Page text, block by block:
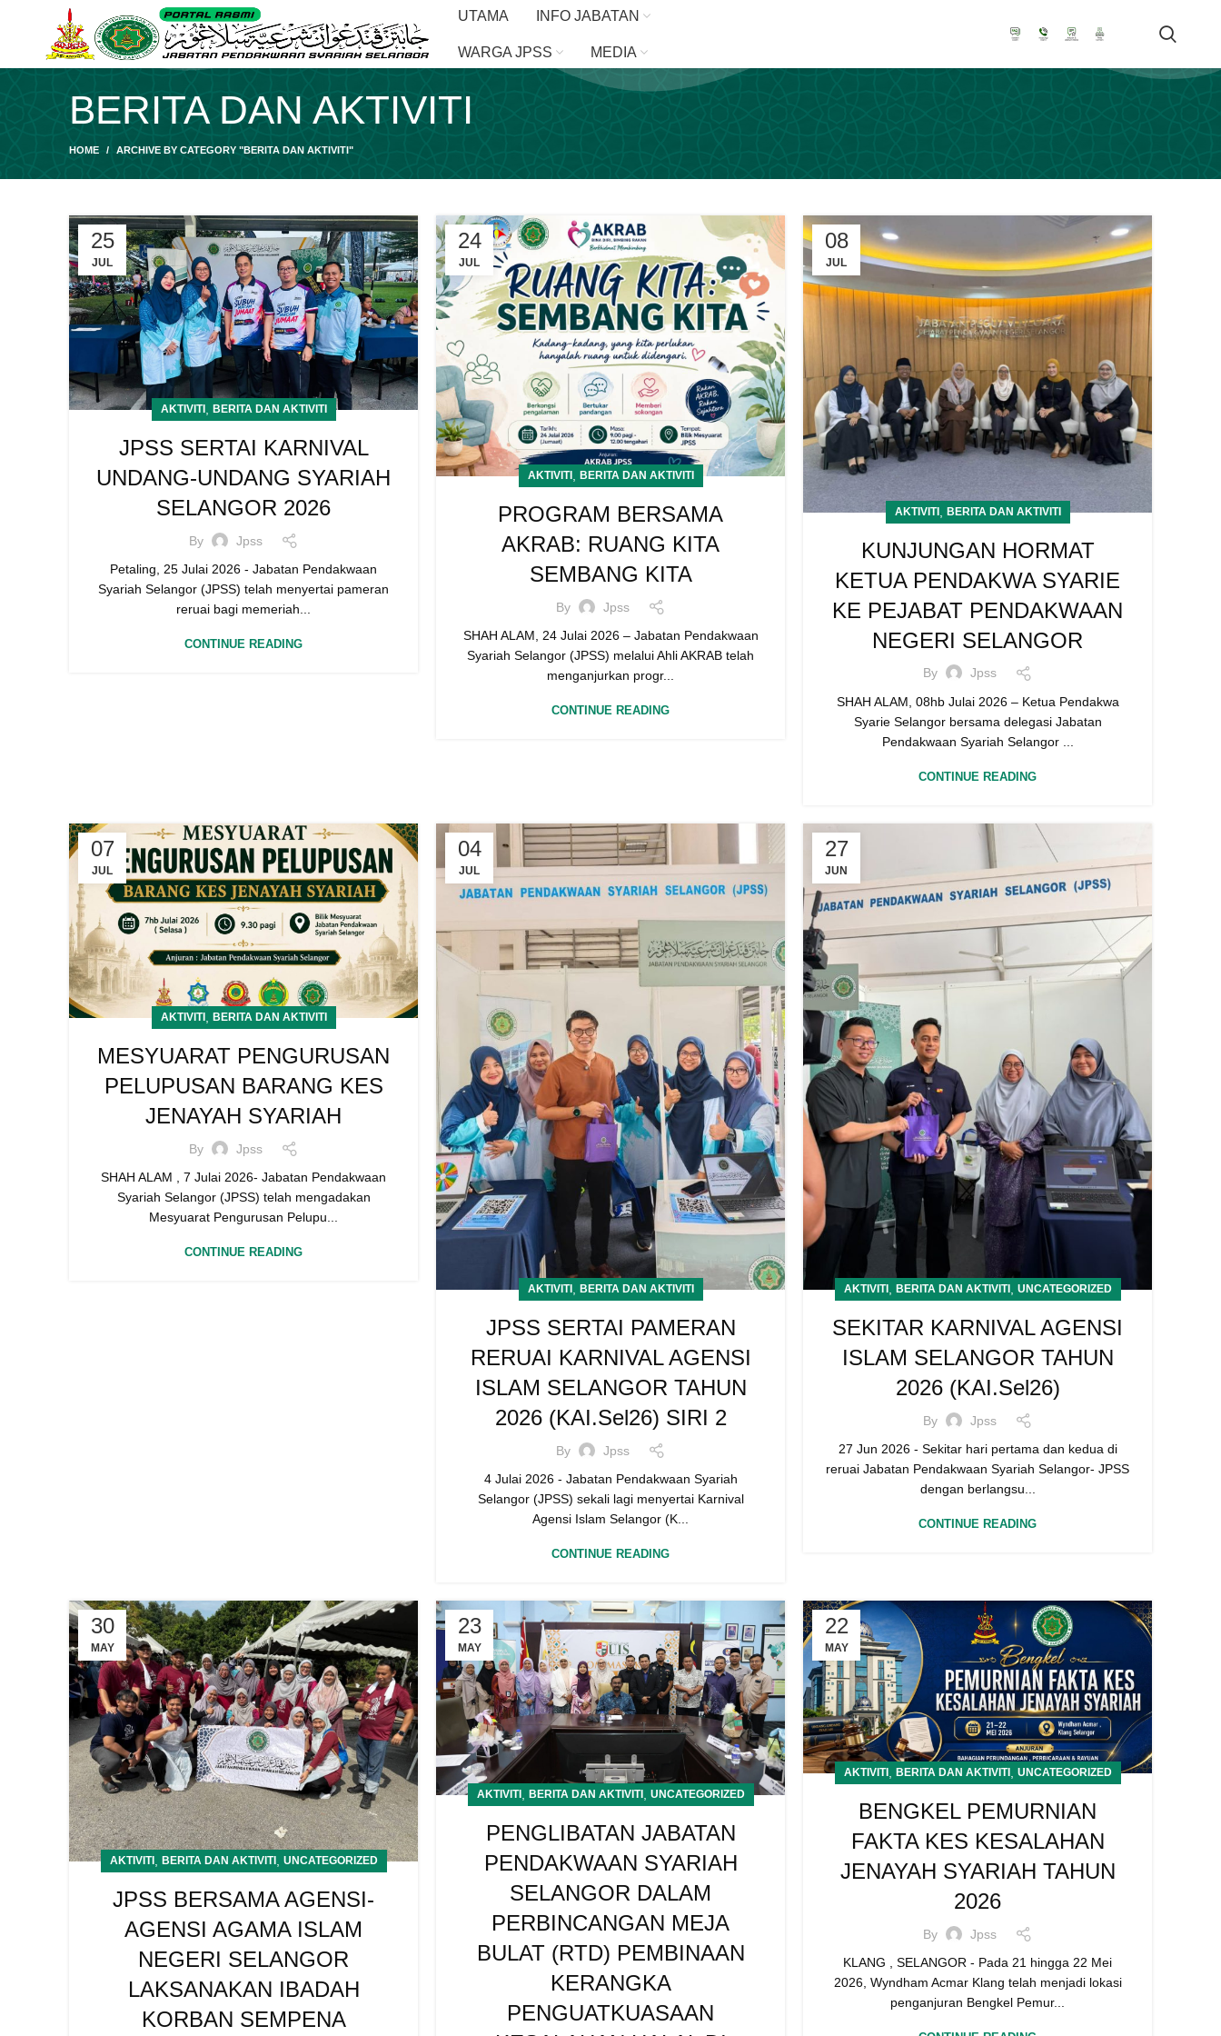
UTAMA INFO JABATAN
WARGA JPSS MEDIA
BERITA DAN AKTIVITI
HOME ARCHIVE BY CATEGORY "BERITA DAN AKTIVITI"
25
JUL
AKTIVITI, BERITA DAN AKTIVITI
JPSS SERTAI KARNIVAL
UNDANG-UNDANG SYARIAH
SELANGOR 2026
By
Jpss
Petaling, 25 Julai 2026 - Jabatan Pendakwaan
Syariah Selangor (JPSS) telah menyertai pameran
reruai bagi memeriah...
CONTINUE READING
24
JUL
AKTIVITI, BERITA DAN AKTIVITI
PROGRAM BERSAMA
AKRAB: RUANG KITA
SEMBANG KITA
By
Jpss
SHAH ALAM, 24 Julai 2026 – Jabatan Pendakwaan
Syariah Selangor (JPSS) melalui Ahli AKRAB telah
menganjurkan progr...
CONTINUE READING
08
JUL
AKTIVITI, BERITA DAN AKTIVITI
KUNJUNGAN HORMAT
KETUA PENDAKWA SYARIE
KE PEJABAT PENDAKWAAN
NEGERI SELANGOR
By
Jpss
SHAH ALAM, 08hb Julai 2026 – Ketua Pendakwa
Syarie Selangor bersama delegasi Jabatan
Pendakwaan Syariah Selangor ...
CONTINUE READING
07
JUL
AKTIVITI, BERITA DAN AKTIVITI
MESYUARAT PENGURUSAN
PELUPUSAN BARANG KES
JENAYAH SYARIAH
By
Jpss
SHAH ALAM , 7 Julai 2026- Jabatan Pendakwaan
Syariah Selangor (JPSS) telah mengadakan
Mesyuarat Pengurusan Pelupu...
CONTINUE READING
04
JUL
AKTIVITI, BERITA DAN AKTIVITI
JPSS SERTAI PAMERAN
RERUAI KARNIVAL AGENSI
ISLAM SELANGOR TAHUN
2026 (KAI.Sel26) SIRI 2
By
Jpss
4 Julai 2026 - Jabatan Pendakwaan Syariah
Selangor (JPSS) sekali lagi menyertai Karnival
Agensi Islam Selangor (K...
CONTINUE READING
27
JUN
AKTIVITI, BERITA DAN AKTIVITI, UNCATEGORIZED
SEKITAR KARNIVAL AGENSI
ISLAM SELANGOR TAHUN
2026 (KAI.Sel26)
By
Jpss
27 Jun 2026 - Sekitar hari pertama dan kedua di
reruai Jabatan Pendakwaan Syariah Selangor- JPSS
dengan berlangsu...
CONTINUE READING
30
MAY
AKTIVITI, BERITA DAN AKTIVITI, UNCATEGORIZED
JPSS BERSAMA AGENSI-
AGENSI AGAMA ISLAM
NEGERI SELANGOR
LAKSANAKAN IBADAH
KORBAN SEMPENA
23
MAY
AKTIVITI, BERITA DAN AKTIVITI, UNCATEGORIZED
PENGLIBATAN JABATAN
PENDAKWAAN SYARIAH
SELANGOR DALAM
PERBINCANGAN MEJA
BULAT (RTD) PEMBINAAN
KERANGKA
PENGUATKUASAAN
22
MAY
AKTIVITI, BERITA DAN AKTIVITI, UNCATEGORIZED
BENGKEL PEMURNIAN
FAKTA KES KESALAHAN
JENAYAH SYARIAH TAHUN
2026
By
Jpss
KLANG , SELANGOR - Pada 21 hingga 22 Mei
2026, Wyndham Acmar Klang telah menjadi lokasi
penganjuran Bengkel Pemur...